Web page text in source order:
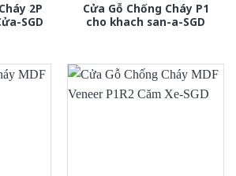
2P
SGD
Cửa Gỗ Chống Cháy P1
cho khach san-a-SGD